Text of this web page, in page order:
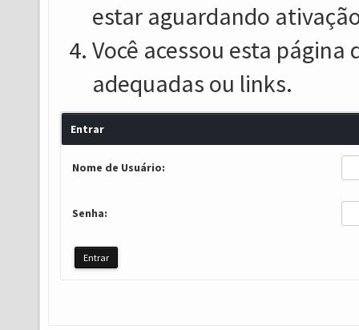
estar aguardando
Você acessou esta
adequadas ou links.
Entrar
Nome de Usuário:
Senha: